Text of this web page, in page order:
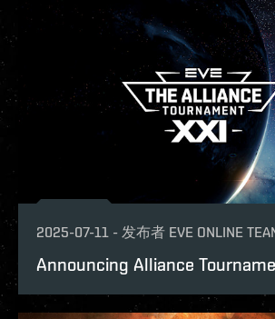
2025-07-11 - 发布者 EVE ONLINE
Announcing Alliance